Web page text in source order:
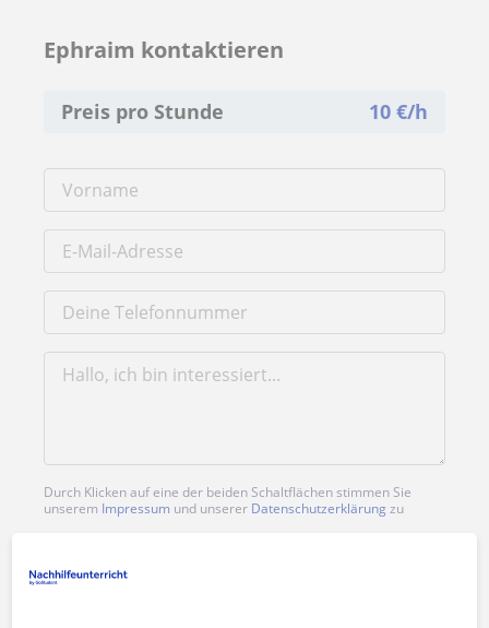
Ephraim kontaktieren
Preis pro Stunde 10€/h
Durch Klicken auf eine der beiden Schaltflächen stimmen Sie
unserem Impressum und unserer Datenschutzerklärung zu